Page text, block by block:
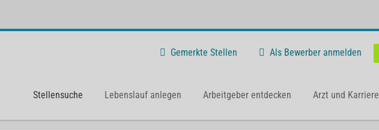
Gemerkte Stellen Als Bewerber anmelden
Stellensuche Lebenslauf anlegen Arbeitgeber entdecken Arzt und Karriere